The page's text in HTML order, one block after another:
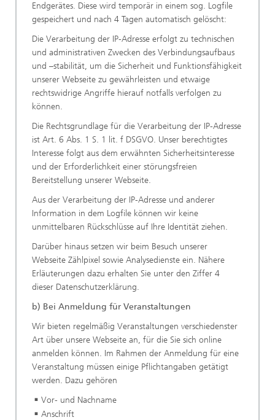
Endgerätes. Diese wird temporär in einem sog. Logfile
gespeichert und nach 4 Tagen automatisch gelöscht:
Die Verarbeitung der IP-Adresse erfolgt zu technischen
und administrativen Zwecken des Verbindungsaufbaus
und –stabilität, um die Sicherheit und Funktionsfähigkeit
unserer Webseite zu gewährleisten und etwaige
rechtswidrige Angriffe hierauf notfalls verfolgen zu
können.
Die Rechtsgrundlage für die Verarbeitung der IP-Adresse
ist Art. 6 Abs. 1 S. 1 lit. f DSGVO. Unser berechtigtes
Interesse folgt aus dem erwähnten Sicherheitsinteresse
und der Erforderlichkeit einer störungsfreien
Bereitstellung unserer Webseite.
Aus der Verarbeitung der IP-Adresse und anderer
Information in dem Logfile können wir keine
unmittelbaren Rückschlüsse auf Ihre Identität ziehen.
Darüber hinaus setzen wir beim Besuch unserer
Webseite Zählpixel sowie Analysedienste ein. Nähere
Erläuterungen dazu erhalten Sie unter den Ziffer 4
dieser Datenschutzerklärung.
b) Bei Anmeldung für Veranstaltungen
Wir bieten regelmäßig Veranstaltungen verschiedenster
Art über unsere Webseite an, für die Sie sich online
anmelden können. Im Rahmen der Anmeldung für eine
Veranstaltung müssen einige Pflichtangaben getätigt
werden. Dazu gehören
Vor- und Nachname
Anschrift